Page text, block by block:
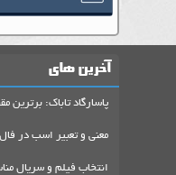
آخرین های
پاسارگاد تاباک:
معنی و تعبیر اسب در
انتخاب فیلم و سریال